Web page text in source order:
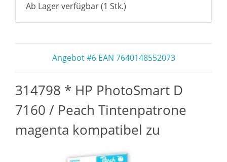
Ab Lager verfügbar (1 Stk.)
Angebot #6 EAN 7640148552073
314798 * HP PhotoSmart D
7160 / Peach Tintenpatrone
magenta kompatibel zu